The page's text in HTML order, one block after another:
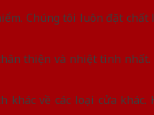
Chúng tôi luôn đặt chất
thiện và nhiệt tình
về các loại cửa khác.